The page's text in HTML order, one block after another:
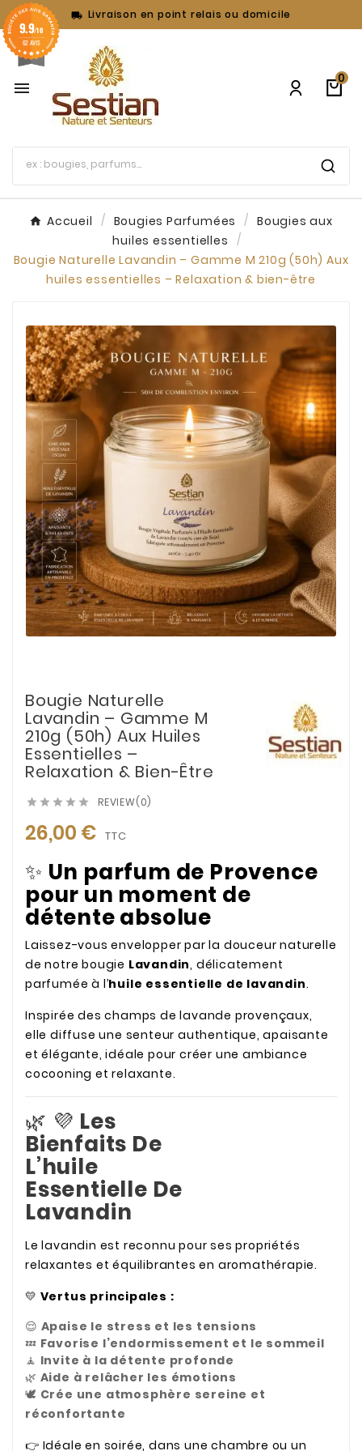
 Livraison en point relais ou domicile

0
Accueil Bougies Parfumées
Bougies aux
huiles essentielles
Bougie Naturelle Lavandin – Gamme M 210g (50h) Aux
huiles essentielles – Relaxation & bien-être
Bougie Naturelle
Lavandin – Gamme M
210g (50h) Aux Huiles
Essentielles –
Relaxation & Bien-Être
     REVIEW(0)
26,00 € TTC
✨ Un parfum de Provence
pour un moment de
détente absolue
Laissez-vous envelopper par la douceur naturelle
de notre bougie Lavandin, délicatement
parfumée à l’huile essentielle de lavandin.
Inspirée des champs de lavande provençaux,
elle diffuse une senteur authentique, apaisante
et élégante, idéale pour créer une ambiance
cocooning et relaxante.
🌿 💜 Les
Bienfaits De
L’huile
Essentielle De
Lavandin
Le lavandin est reconnu pour ses propriétés
relaxantes et équilibrantes en aromathérapie.
💛 Vertus principales :
😌 Apaise le stress et les tensions
💤 Favorise l’endormissement et le sommeil
🧘 Invite à la détente profonde
🌿 Aide à relâcher les émotions
🕊️ Crée une atmosphère sereine et
réconfortante
👉 Idéale en soirée, dans une chambre ou un
9.9/10
62 AVIS